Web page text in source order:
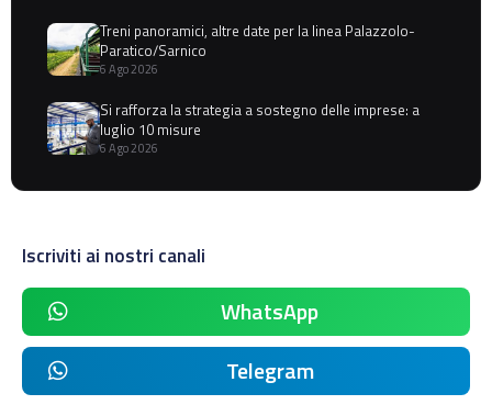
Treni panoramici, altre date per la linea Palazzolo-
Paratico/Sarnico
6 Ago 2026
Si rafforza la strategia a sostegno delle imprese: a
luglio 10 misure
6 Ago 2026
Iscriviti ai nostri canali
WhatsApp
Telegram